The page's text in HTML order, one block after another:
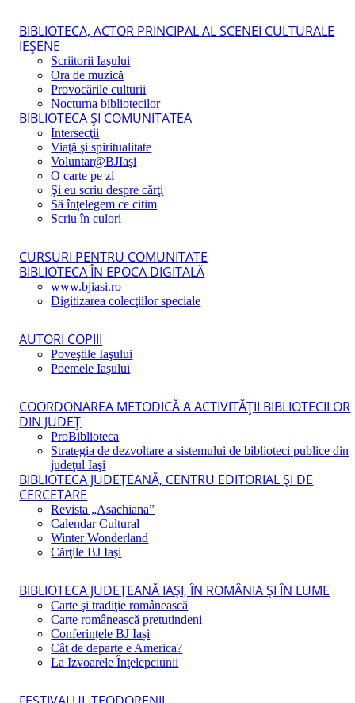
BIBLIOTECA, ACTOR PRINCIPAL AL SCENEI CULTURALE
IEŞENE
Scriitorii Iaşului
Ora de muzică
Provocările culturii
Nocturna bibliotecilor
BIBLIOTECA ŞI COMUNITATEA
Intersecţii
Viaţă şi spiritualitate
Voluntar@BJIaşi
O carte pe zi
Şi eu scriu despre cărţi
Să înţelegem ce citim
Scriu în culori
CURSURI PENTRU COMUNITATE
BIBLIOTECA ÎN EPOCA DIGITALĂ
www.bjiasi.ro
Digitizarea colecţiilor speciale
AUTORI COPIII
Poveştile Iaşului
Poemele Iaşului
COORDONAREA METODICĂ A ACTIVITĂŢII BIBLIOTECILOR
DIN JUDEŢ
ProBiblioteca
Strategia de dezvoltare a sistemului de biblioteci publice din
judeţul Iaşi
BIBLIOTECA JUDEŢEANĂ, CENTRU EDITORIAL ŞI DE
CERCETARE
Revista „Asachiana”
Calendar Cultural
Winter Wonderland
Cărţile BJ Iaşi
BIBLIOTECA JUDEŢEANĂ IAŞI, ÎN ROMÂNIA ŞI ÎN LUME
Carte şi tradiţie românească
Carte românească pretutindeni
Conferințele BJ Iași
Cât de departe e America?
La Izvoarele Înţelepciunii